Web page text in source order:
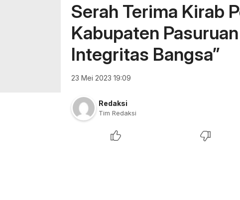
Serah Terima Kirab
Kabupaten
Integritas Bangsa”
23 Mei 2023 19:09
Redaksi
Tim Redaksi